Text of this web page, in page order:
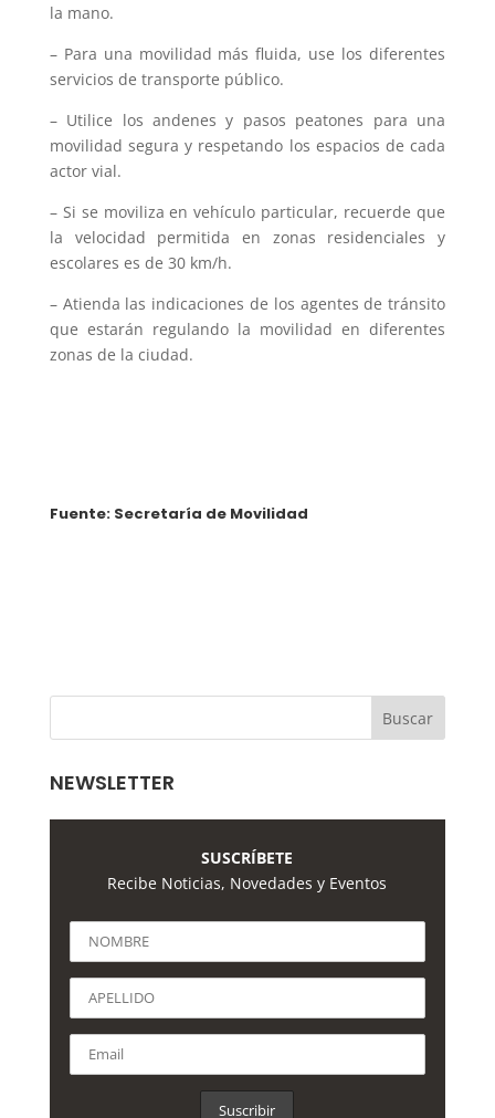
la mano.
– Para una movilidad más fluida, use los diferentes
servicios de transporte público.
– Utilice los andenes y pasos peatones para una
movilidad segura y respetando los espacios de cada
actor vial.
– Si se moviliza en vehículo particular, recuerde que
la velocidad permitida en zonas residenciales y
escolares es de 30 km/h.
– Atienda las indicaciones de los agentes de tránsito
que estarán regulando la movilidad en diferentes
zonas de la ciudad.
Fuente: Secretaría de Movilidad
NEWSLETTER
SUSCRÍBETE
Recibe Noticias, Novedades y Eventos